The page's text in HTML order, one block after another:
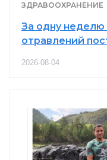
ЗДРАВООХРАНЕНИЕ
За одну
отравлений
2026-08-04